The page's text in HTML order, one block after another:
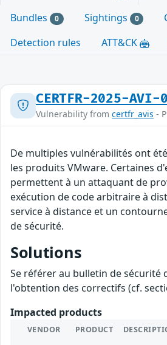
Bundles 0 Sightings 0
Detection rules
ATT&CK
CERTFR-2025-AVI-
Vulnerability from certfr_avis -
De multiples vulnérabilités ont
les produits VMware. Certaines
permettent à un attaquant de
exécution de code arbitraire à
service à distance et un
de sécurité.
Solutions
Se référer au bulletin de sécurité
l'obtention des correctifs (cf.
Impacted products
VENDOR PRODUCT